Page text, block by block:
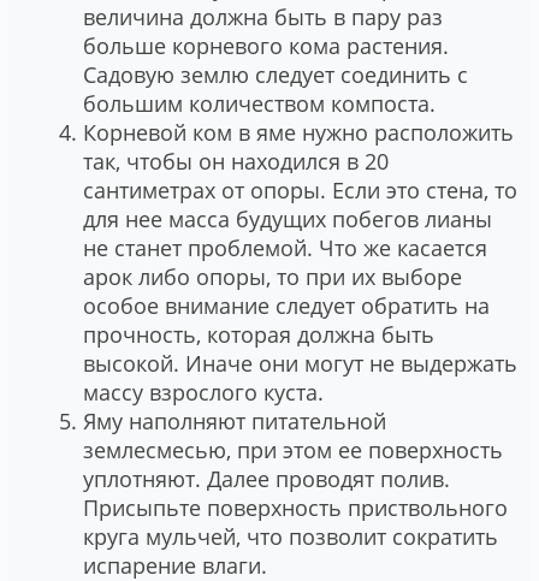
величина должна быть в пару раз
больше корневого кома растения.
Садовую землю следует соединить с
большим количеством компоста.
Корневой ком в яме нужно расположить
так, чтобы он находился в 20
сантиметрах от опоры. Если это стена, то
для нее масса будущих побегов лианы
не станет проблемой. Что же касается
арок либо опоры, то при их выборе
особое внимание следует обратить на
прочность, которая должна быть
высокой. Иначе они могут не выдержать
массу взрослого куста.
Яму наполняют питательной
землесмесью, при этом ее поверхность
уплотняют. Далее проводят полив.
Присыпьте поверхность приствольного
круга мульчей, что позволит сократить
испарение влаги.